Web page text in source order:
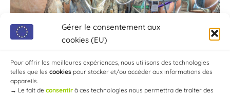
Gérer le consentement aux
cookies (EU)
Pour offrir les meilleures expériences, nous utilisons des technologies
telles que les cookies pour stocker et/ou accéder aux informations des
appareils.
→ Le fait de consentir à ces technologies nous permettra de traiter des